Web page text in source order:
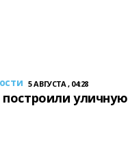
5 АВГУСТА , 04:28
уличную